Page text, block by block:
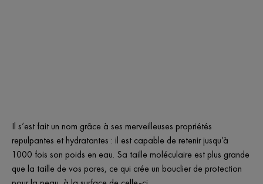
Il s’est fait un nom grâce à ses merveilleuses propriétés
repulpantes et hydratantes : il est capable de retenir jusqu’à
1000 fois son poids en eau. Sa taille moléculaire est plus grande
que la taille de vos pores, ce qui crée un bouclier de protection